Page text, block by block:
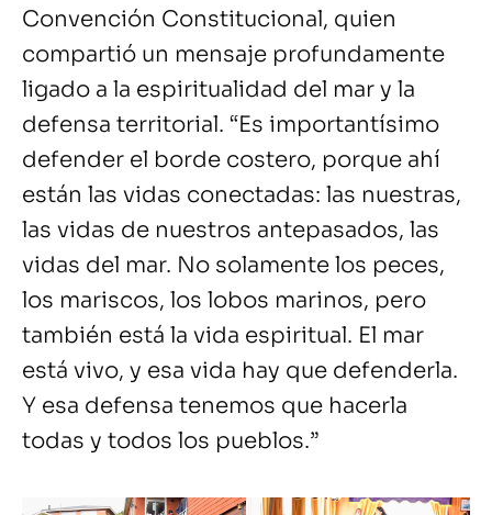
Convención Constitucional, quien
compartió un mensaje profundamente
ligado a la espiritualidad del mar y la
defensa territorial. “Es importantísimo
defender el borde costero, porque ahí
están las vidas conectadas: las nuestras,
las vidas de nuestros antepasados, las
vidas del mar. No solamente los peces,
los mariscos, los lobos marinos, pero
también está la vida espiritual. El mar
está vivo, y esa vida hay que defenderla.
Y esa defensa tenemos que hacerla
todas y todos los pueblos.”